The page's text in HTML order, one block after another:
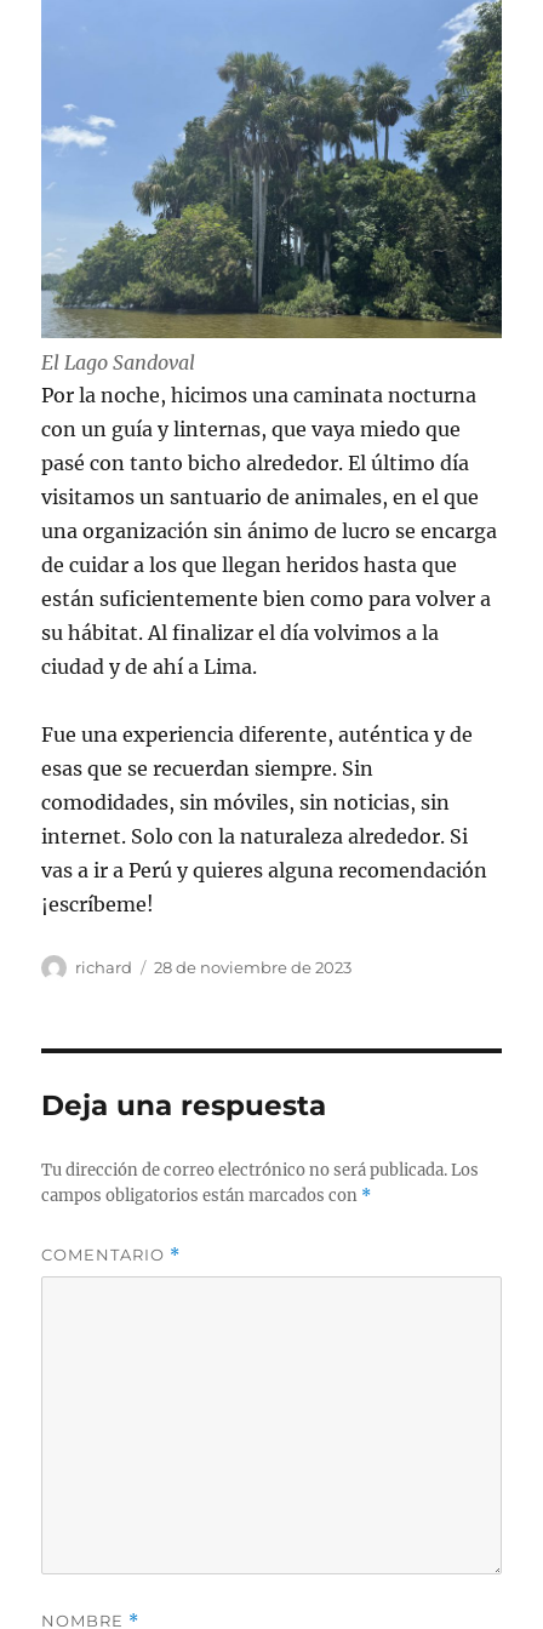
El Lago Sandoval
Por la noche, hicimos una caminata nocturna
con un guía y linternas, que vaya miedo que
pasé con tanto bicho alrededor. El último día
visitamos un santuario de animales, en el que
una organización sin ánimo de lucro se encarga
de cuidar a los que llegan heridos hasta que
están suficientemente bien como para volver a
su hábitat. Al finalizar el día volvimos a la
ciudad y de ahí a Lima.
Fue una experiencia diferente, auténtica y de
esas que se recuerdan siempre. Sin
comodidades, sin móviles, sin noticias, sin
internet. Solo con la naturaleza alrededor. Si
vas a ir a Perú y quieres alguna recomendación
¡escríbeme!
Autor
richard
Publicado
28 de noviembre de 2023
Deja una respuesta
Tu dirección de correo electrónico no será publicada. Los
campos obligatorios están marcados con *
COMENTARIO *
NOMBRE *